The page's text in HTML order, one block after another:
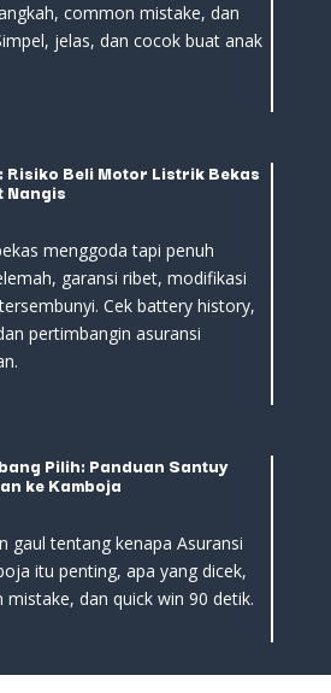
common mistake, dan
jelas, dan cocok buat anak
Beli Motor Listrik Bekas
Nangis
menggoda tapi penuh
garansi ribet, modifikasi
Cek battery history,
pertimbangin asuransi
Pilih: Panduan Santuy
ke Kamboja
gaul tentang kenapa Asuransi
itu penting, apa yang dicek,
dan quick win 90 detik.